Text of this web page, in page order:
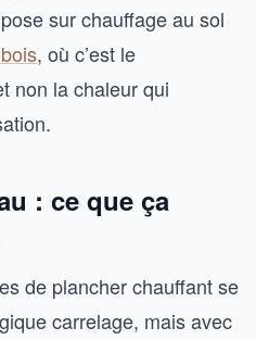
sur chauffage au sol
, où c’est le
non la chaleur qui
: ce que ça
de plancher chauffant se
carrelage, mais avec